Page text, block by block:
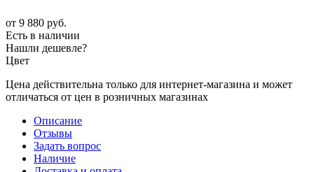
от 9 880 руб.
Есть в наличии
Нашли дешевле?
Цвет
Цена действительна только для интернет-магазина и может
отличаться от цен в розничных магазинах
Описание
Отзывы
Задать вопрос
Наличие